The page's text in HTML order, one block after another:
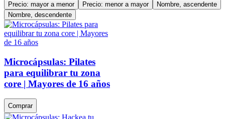
Precio: mayor a menor
Precio: menor a mayor
Nombre, ascendente
Nombre, descendente
Microcápsulas: Pilates
para equilibrar tu zona
core | Mayores de 16 años
Comprar